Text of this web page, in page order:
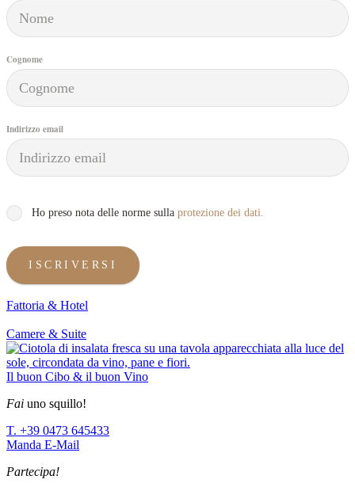
Cognome
Indirizzo email
Ho preso nota delle norme sulla protezione dei dati.
ISCRIVERSI
Fattoria & Hotel
Camere & Suite
Il buon Cibo & il buon Vino
Fai uno squillo!
T. +39 0473 645433
Manda E-Mail
Partecipa!